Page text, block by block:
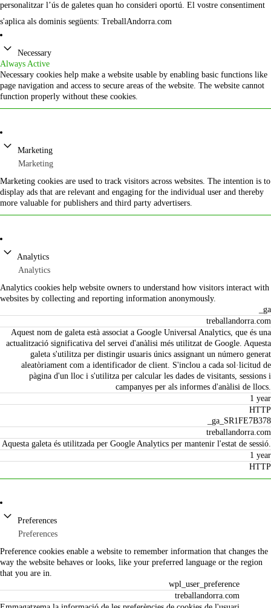
personalitzar l’ús de galetes quan ho consideri oportú. El vostre consentiment
s'aplica als dominis següents: TreballAndorra.com
Necessary
Always Active
Necessary cookies help make a website usable by enabling basic functions like
page navigation and access to secure areas of the website. The website cannot
function properly without these cookies.
Marketing
Marketing
Marketing cookies are used to track visitors across websites. The intention is to
display ads that are relevant and engaging for the individual user and thereby
more valuable for publishers and third party advertisers.
Analytics
Analytics
Analytics cookies help website owners to understand how visitors interact with
websites by collecting and reporting information anonymously.
_ga
treballandorra.com
Aquest nom de galeta està associat a Google Universal Analytics, que és una
actualització significativa del servei d'anàlisi més utilitzat de Google. Aquesta
galeta s'utilitza per distingir usuaris únics assignant un número generat
aleatòriament com a identificador de client. S'inclou a cada sol·licitud de
pàgina d'un lloc i s'utilitza per calcular les dades de visitants, sessions i
campanyes per als informes d'anàlisi de llocs.
1 year
HTTP
_ga_SR1FE7B378
treballandorra.com
Aquesta galeta és utilitzada per Google Analytics per mantenir l'estat de sessió.
1 year
HTTP
Preferences
Preferences
Preference cookies enable a website to remember information that changes the
way the website behaves or looks, like your preferred language or the region
that you are in.
wpl_user_preference
treballandorra.com